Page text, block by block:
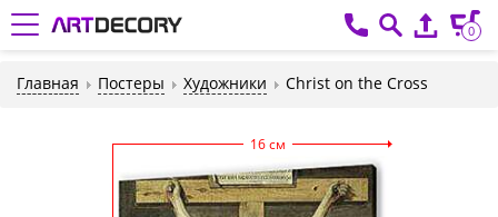
0
Главная Постеры Художники Christ on the Cross
16 см